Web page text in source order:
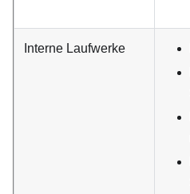
Interne Laufwerke